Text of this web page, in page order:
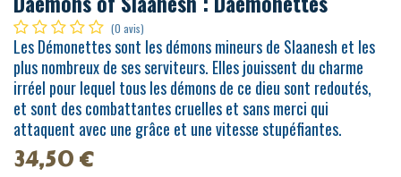
(0 avis)
Les Démonettes sont les démons mineurs de Slaanesh et les
plus nombreux de ses serviteurs. Elles jouissent du charme
irréel pour lequel tous les démons de ce dieu sont redoutés,
et sont des combattantes cruelles et sans merci qui
attaquent avec une grâce et une vitesse stupéfiantes.
34,50€